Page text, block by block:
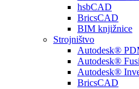
hsbCAD
BricsCAD
BIM knjižnice
Strojništvo
Autodesk®
Autodesk®
Autodesk®
BricsCAD